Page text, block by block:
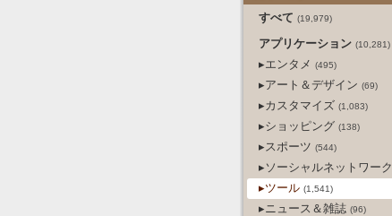
すべて (19,979)
アプリケーション (10,281)
▸エンタメ (495)
▸アート＆デザイン (69)
▸カスタマイズ (1,083)
▸ショッピング (138)
▸スポーツ (544)
▸ソーシャルネットワーク
▸ツール (1,541)
▸ニュース＆雑誌 (96)